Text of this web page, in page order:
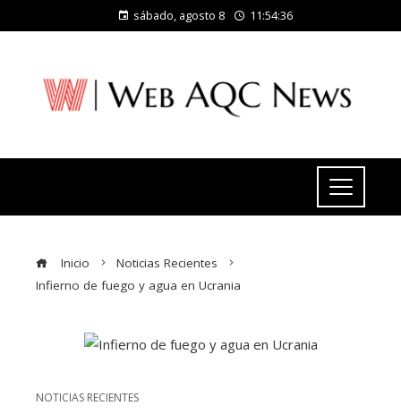
sábado, agosto 8 11:54:36
Inicio
Noticias Recientes
Infierno de fuego y agua en Ucrania
NOTICIAS RECIENTES